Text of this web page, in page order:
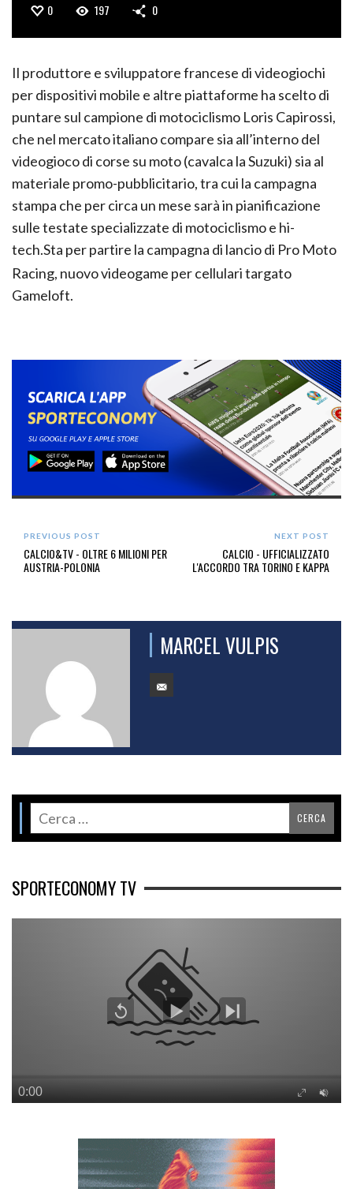
0 197 0
Il produttore e sviluppatore francese di videogiochi
per dispositivi mobile e altre piattaforme ha scelto di
puntare sul campione di motociclismo Loris Capirossi,
che nel mercato italiano compare sia all’interno del
videogioco di corse su moto (cavalca la Suzuki) sia al
materiale promo-pubblicitario, tra cui la campagna
stampa che per circa un mese sarà in pianificazione
sulle testate specializzate di motociclismo e hi-
tech.Sta per partire la campagna di lancio di Pro Moto
Racing, nuovo videogame per cellulari targato
Gameloft.
PREVIOUS POST
CALCIO&TV - OLTRE 6 MILIONI PER
AUSTRIA-POLONIA
NEXT POST
CALCIO - UFFICIALIZZATO
L'ACCORDO TRA TORINO E KAPPA
MARCEL VULPIS
SPORTECONOMY TV